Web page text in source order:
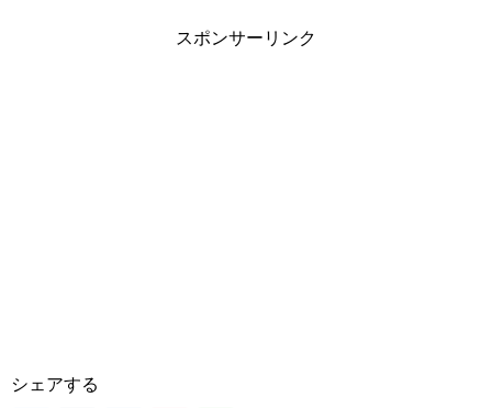
スポンサーリンク
シェアする